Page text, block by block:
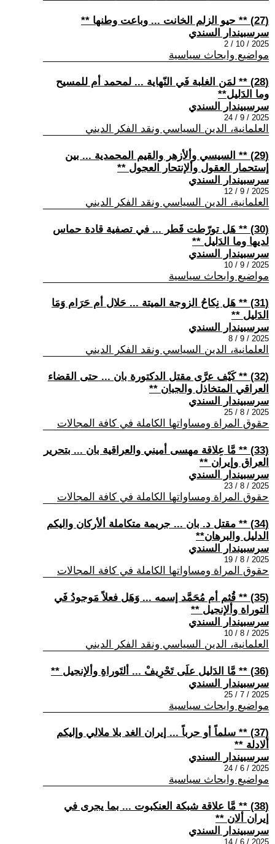
(27) ** حيو الزلم الخانت ... وباعت وطنها **
سرسبيندار السندي
2025 / 10 / 2
مواضيع وابحاث سياسية
(28) ** لمَن الغلبة فَي النّهاية ... لمحمد أم للمسيح
وما الدَليل**
سرسبيندار السندي
2025 / 9 / 24
العلمانية، الدين السياسي ونقد الفكر الديني
(29) ** السيسي وألأزهر والقيم المحمدية ... بين
إستحمار العقول وألإنتحار العجول **
سرسبيندار السندي
2025 / 9 / 12
العلمانية، الدين السياسي ونقد الفكر الديني
(30) ** هَل تورّطت قَطر ... في تصفية قادة حماس
لديها وما الدَليل **
سرسبيندار السندي
2025 / 9 / 10
مواضيع وابحاث سياسية
(31) ** هَل نِكاحُ الزوجة الميتة ... حَلال أم حَرَام وَمَا
الدَليل **
سرسبيندار السندي
2025 / 9 / 8
العلمانية، الدين السياسي ونقد الفكر الديني
(32) ** كَيْف عرَّى مقتل الدكتورة بان ... حتى القضاء
العراقي المتخاذل والجبان **
سرسبيندار السندي
2025 / 8 / 25
حقوق المراة ومساواتها الكاملة في كافة المجالات
(33) ** مَّا عِلاقة مهسى أميني والعراقية بان ... بتحرير
العراق وإيران **
سرسبيندار السندي
2025 / 8 / 23
حقوق المراة ومساواتها الكاملة في كافة المجالات
(34) ** مقتل د. بان ... جريمة متكاملة ألأركان واليكم
الدليل والبرهان**
سرسبيندار السندي
2025 / 8 / 19
حقوق المراة ومساواتها الكاملة في كافة المجالات
(35) ** قُثم أم مُحَمَّد إسمه ... وَهَل فعلاً مَوجودُ فَي
التوراة وألإنجيل **
سرسبيندار السندي
2025 / 8 / 10
العلمانية، الدين السياسي ونقد الفكر الديني
(36) ** مَّا الدَليل علَى تَحْرِيفْ ... ألتَوراةِ وألإنجيل **
سرسبيندار السندي
2025 / 7 / 25
مواضيع وابحاث سياسية
(37) ** سلماً أو حرباً ... إيران الغد بلا ملالي وإليكم
ألادلة **
سرسبيندار السندي
2025 / 6 / 24
مواضيع وابحاث سياسية
(38) ** مَّا علاقة شبكة العنكبوت ... بما يجرى في
إيران ألان **
سرسبيندار السندي
2025 / 6 / 14